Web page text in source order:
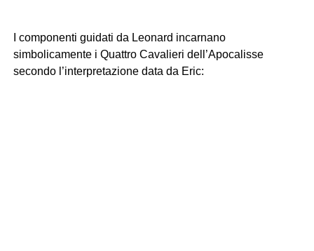
I componenti guidati da Leonard incarnano
simbolicamente i Quattro Cavalieri dell’Apocalisse
secondo l’interpretazione data da Eric: